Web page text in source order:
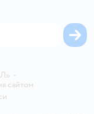
•
сайтом